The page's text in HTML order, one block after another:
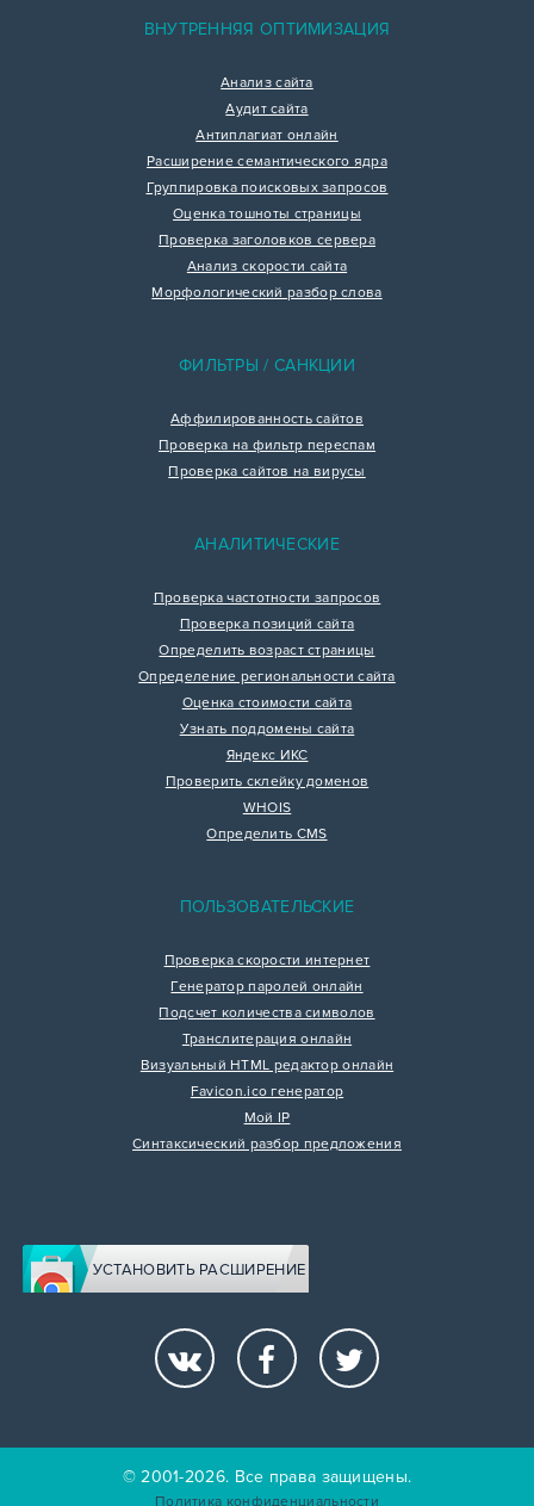
ВНУТРЕННЯЯ ОПТИМИЗАЦИЯ
Анализ сайта
Аудит сайта
Антиплагиат онлайн
Расширение семантического ядра
Группировка поисковых запросов
Оценка тошноты страницы
Проверка заголовков сервера
Анализ скорости сайта
Морфологический разбор слова
ФИЛЬТРЫ / САНКЦИИ
Аффилированность сайтов
Проверка на фильтр переспам
Проверка сайтов на вирусы
АНАЛИТИЧЕСКИЕ
Проверка частотности запросов
Проверка позиций сайта
Определить возраст страницы
Определение региональности сайта
Оценка стоимости сайта
Узнать поддомены сайта
Яндекс ИКС
Проверить склейку доменов
WHOIS
Определить CMS
ПОЛЬЗОВАТЕЛЬСКИЕ
Проверка скорости интернет
Генератор паролей онлайн
Подсчет количества символов
Транслитерация онлайн
Визуальный HTML редактор онлайн
Favicon.ico генератор
Мой IP
Синтаксический разбор предложения
УСТАНОВИТЬ РАСШИРЕНИЕ
© 2001-2026. Все права защищены.
Политика конфиденциальности